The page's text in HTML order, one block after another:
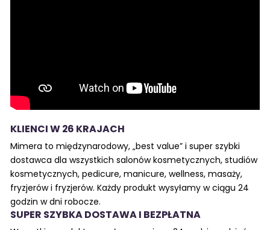
KLIENCI W 26 KRAJACH
Mimera to międzynarodowy, „best value” i super szybki
dostawca dla wszystkich salonów kosmetycznych, studiów
kosmetycznych, pedicure, manicure, wellness, masaży,
fryzjerów i fryzjerów. Każdy produkt wysyłamy w ciągu 24
godzin w dni robocze.
SUPER SZYBKA DOSTAWA I BEZPŁATNA